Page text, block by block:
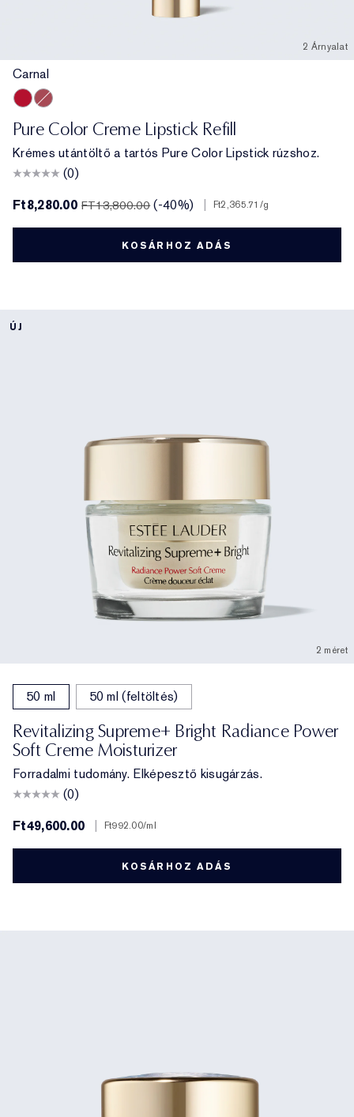
2 Árnyalat
Carnal
Pure Color Creme Lipstick Refill
Krémes utántöltő a tartós Pure Color Lipstick rúzshoz.
(0)
Ft8,280.00FT13,800.00 (-40%) | Ft2,365.71 /g
KOSÁRHOZ ADÁS
ÚJ
2 méret
50 ml 50 ml (feltöltés)
Revitalizing Supreme+ Bright Radiance Power
Soft Creme Moisturizer
Forradalmi tudomány. Elképesztő kisugárzás.
(0)
Ft49,600.00
| Ft992.00/ml
KOSÁRHOZ ADÁS